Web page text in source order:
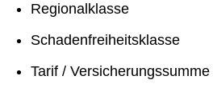
Regionalklasse
Schadenfreiheitsklasse
Tarif / Versicherungssumme